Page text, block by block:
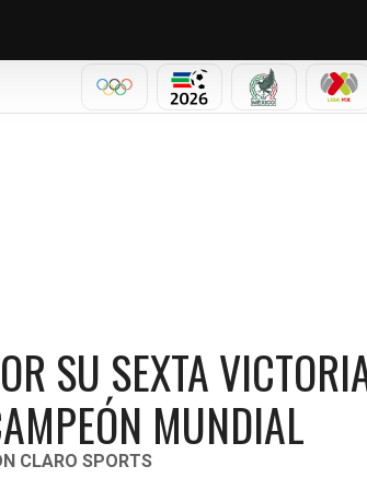
OLÍMPICOSMUNDIAL 2026SELECCIÓN
SU SEXTA
MUNDIAL
CLARO SPORTS